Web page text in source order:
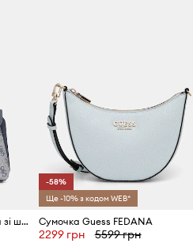
Колір
Бренд
Виробник
ID Товару
Guess сумка крос-боді жіноча зі штучної шкіри LINDSEY
-58%
Ще -10% з кодом WEB*
Сумочка Guess FEDANA
2299 грн 5599 грн